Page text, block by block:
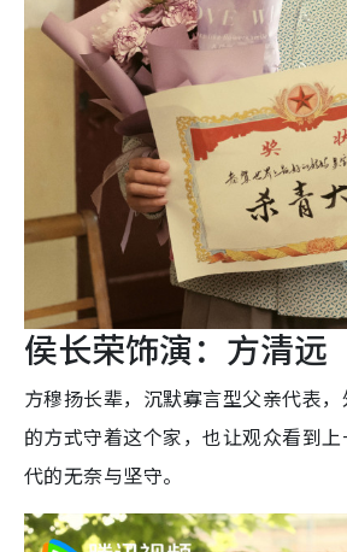
侯长荣饰演：方清远
方穆扬长辈，沉默寡言型父亲代表
的方式守着这个家，也让观众看到
代的无奈与坚守。